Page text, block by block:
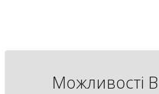
Можливості